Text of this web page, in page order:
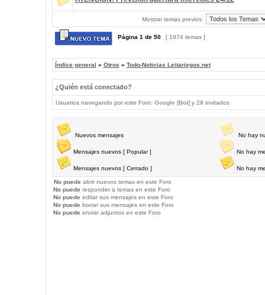
Mostrar temas previos:
Página 1 de 50 [ 1974 temas ]
Índice general » Otros » Todo-Noticias Leitariegos.net
¿Quién está conectado?
Usuarios navegando por este Foro: Google [Bot]y 29 invitados
Nuevos mensajes
Mensajes nuevos [ Popular ]
Mensajes nuevos [ Cerrado ]
No hay
No hay
No hay
No puede abrir nuevos temas en este Foro
No puede responder a temas en este Foro
No puede editar sus mensajes en este Foro
No puede borrar sus mensajes en este Foro
No puede enviar adjuntos en este Foro